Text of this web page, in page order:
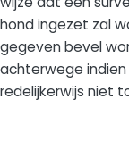
hond ingezet zal
gegeven bevel
achterwege
redelijkerwijs niet